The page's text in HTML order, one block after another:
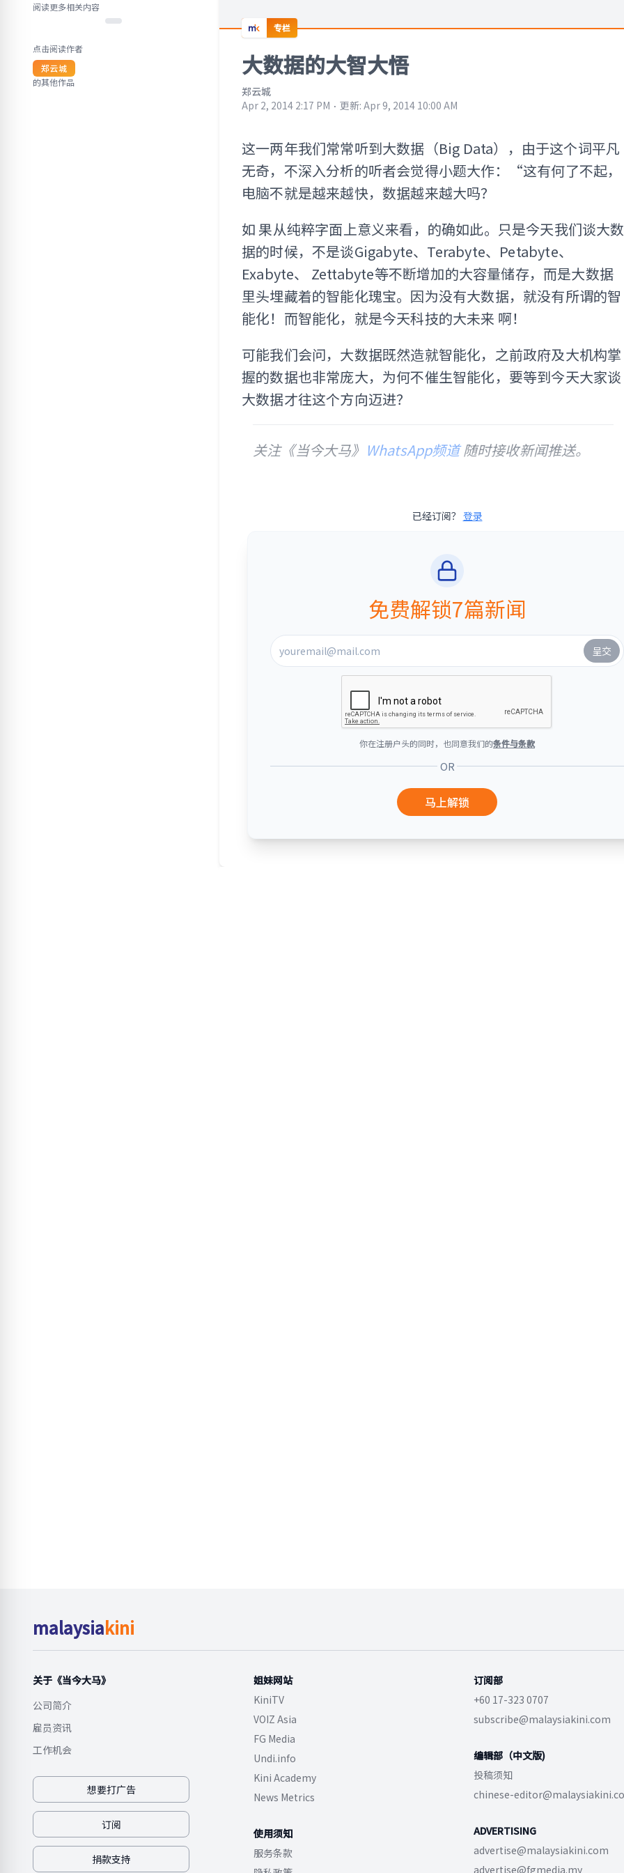
阅读更多相关内容
点击阅读作者
郑云城
的其他作品
专栏
大数据的大智大悟
郑云城
Apr 2, 2014 2:17 PM ⋅ 更新: Apr 9, 2014 10:00 AM
这一两年我们常常听到大数据（Big Data），由于这个词平凡
无奇，不深入分析的听者会觉得小题大作：“这有何了不起，
电脑不就是越来越快，数据越来越大吗？
如 果从纯粹字面上意义来看，的确如此。只是今天我们谈大数
据的时候，不是谈Gigabyte、Terabyte、Petabyte、
Exabyte、 Zettabyte等不断增加的大容量储存，而是大数据
里头埋藏着的智能化瑰宝。因为没有大数据，就没有所谓的智
能化！而智能化，就是今天科技的大未来 啊！
可能我们会问，大数据既然造就智能化，之前政府及大机构掌
握的数据也非常庞大，为何不催生智能化，要等到今天大家谈
大数据才往这个方向迈进？
关注《当今大马》 WhatsApp频道随时接收新闻推送。
已经订阅？ 登录
免费解锁7篇新闻
你在注册户头的同时，也同意我们的条件与条款
OR
马上解锁
malaysiakini
关于《当今大马》
公司简介
雇员资讯
工作机会
想要打广告
订阅
捐款支持
姐妹网站
KiniTV
VOIZ Asia
FG Media
Undi.info
Kini Academy
News Metrics
使用须知
服务条款
订阅部
+60 17-323 0707
subscribe@malaysiakini.com
编辑部（中文版)
投稿须知
chinese-
ADVERTISING
advertise@malaysiakini.com
advertise@fgmedia.my